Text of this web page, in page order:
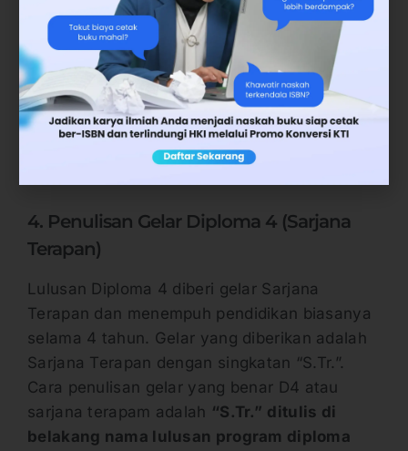
Ahli Madya
Ilmu
Komunikasi
A.Md.I.K.
Sri Maryati,
A.Md.Kom.
Ahli Madya
Gizi
A.Md.G.
Sri Maryati,
A.Md.Kom.
4. Penulisan Gelar Diploma 4 (Sarjana
Terapan)
Lulusan Diploma 4 diberi gelar Sarjana
Terapan dan menempuh pendidikan biasanya
selama 4 tahun. Gelar yang diberikan adalah
Sarjana Terapan dengan singkatan “S.Tr.”.
Cara penulisan gelar yang benar D4 atau
sarjana terapam adalah “S.Tr.” ditulis di
belakang nama lulusan program diploma